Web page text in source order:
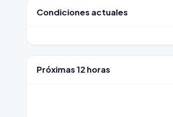
Condiciones actuales
Próximas 12 horas